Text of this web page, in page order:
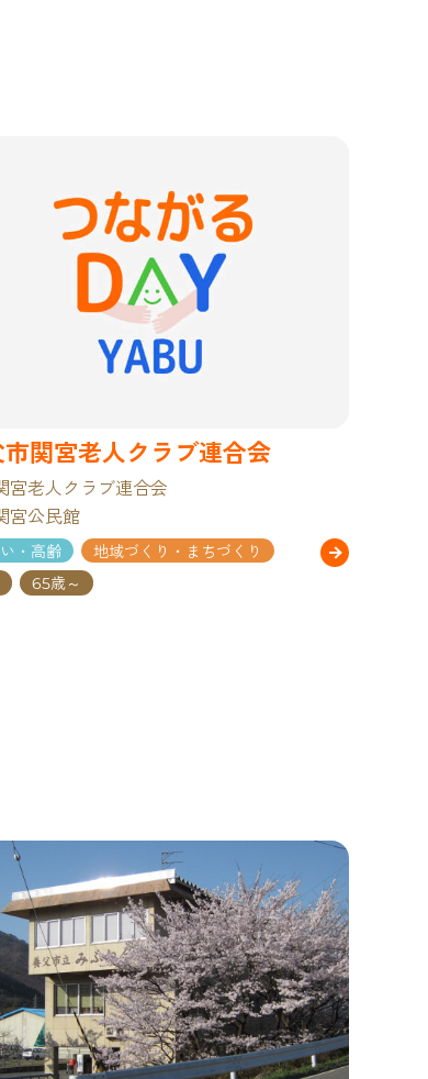
関宮老人クラブ連合会
宮老人クラブ連合会
宮公民館
・高齢
地域づくり・まちづくり
65歳～